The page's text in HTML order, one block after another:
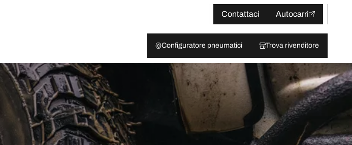
Contattaci
Autocarri
Configuratore pneumatici Trova rivenditore